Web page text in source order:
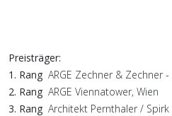
Preisträger:
1. Rang ARGE Zechner & Zechner
2. Rang ARGE Viennatower, Wien
3. Rang Architekt Pernthaler /